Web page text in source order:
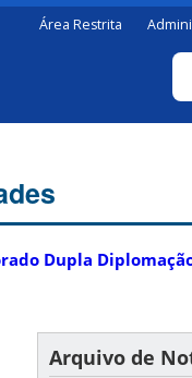
Área Restrita
Dupla
Arquivo de